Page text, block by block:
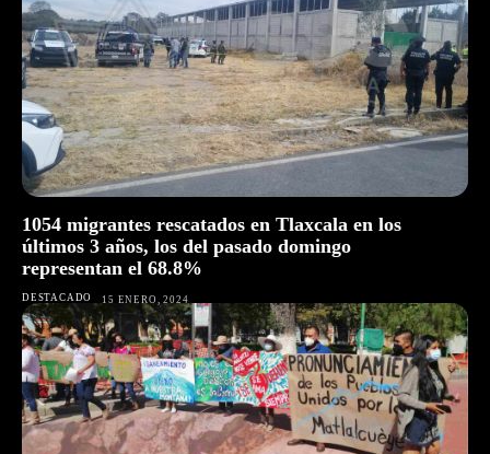
1054 migrantes rescatados en Tlaxcala en los
últimos 3 años, los del pasado domingo
representan el 68.8%
DESTACADO 15 ENERO, 2024